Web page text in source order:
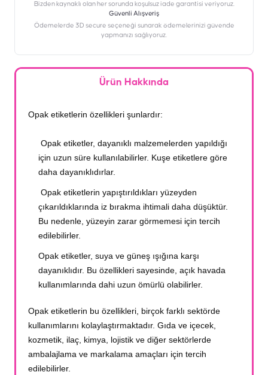
Bizden kaynaklı olan her sorunda koşulsuz iade garantisi veriyoruz.
Güvenli Alışveriş
Ödemelerde 3D secure seçeneği sunarak ödemelerinizi güvende
yapmanızı sağlıyoruz.
Ürün Hakkında
Opak etiketlerin özellikleri şunlardır:
Opak etiketler, dayanıklı malzemelerden yapıldığı
için uzun süre kullanılabilirler. Kuşe etiketlere göre
daha dayanıklıdırlar.
Opak etiketlerin yapıştırıldıkları yüzeyden
çıkarıldıklarında iz bırakma ihtimali daha düşüktür.
Bu nedenle, yüzeyin zarar görmemesi için tercih
edilebilirler.
Opak etiketler, suya ve güneş ışığına karşı
dayanıklıdır. Bu özellikleri sayesinde, açık havada
kullanımlarında dahi uzun ömürlü olabilirler.
Opak etiketlerin bu özellikleri, birçok farklı sektörde
kullanımlarını kolaylaştırmaktadır. Gıda ve içecek,
kozmetik, ilaç, kimya, lojistik ve diğer sektörlerde
ambalajlama ve markalama amaçları için tercih
edilebilirler.